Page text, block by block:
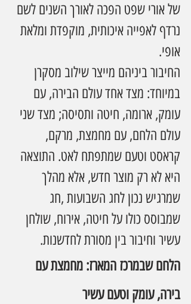
של אורי שפט הפכה לאורך השנים לשם
נרדף לאפייה איכותית, מוקפדת ומלאת
אופי.
החיבור ביניהם מייצר שילוב מסקרן
במיוחד: מצד אחד עולם הבירה, עם
עומק, ארומה, חיטה ותסיסה; מצד שני
עולם הלחם, עם מחמצת, מרקם,
קראסט וטעם שמתפתח לאט. התוצאה
היא לא רק מוצר חדש, אלא מהלך
שמרגיש נכון לחג השבועות ,חג
שמבוסס כולו על חיטה, אירוח, שולחן
עשיר וחיבור בין מסורת לחדשנות.
הלחם שבמרכז המארז: מחמצת עם
בירה, עומק וטעם עשיר